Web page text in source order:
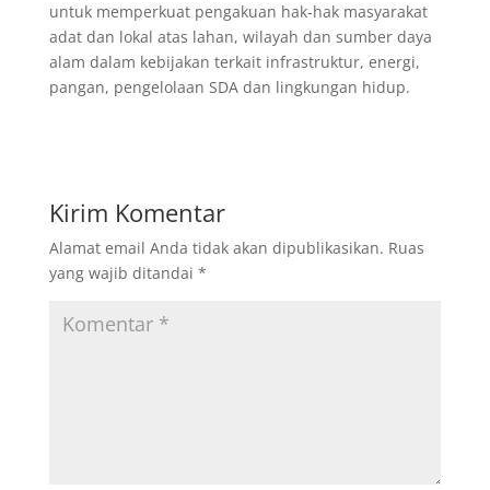
untuk memperkuat pengakuan hak-hak masyarakat
adat dan lokal atas lahan, wilayah dan sumber daya
alam dalam kebijakan terkait infrastruktur, energi,
pangan, pengelolaan SDA dan lingkungan hidup.
Kirim Komentar
Alamat email Anda tidak akan dipublikasikan. Ruas
yang wajib ditandai *